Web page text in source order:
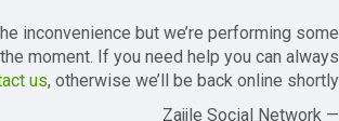
inconvenience but we’re performing some
moment. If you need help you can always
us, otherwise we’ll be back online shortly!
— Zajjle Social Network